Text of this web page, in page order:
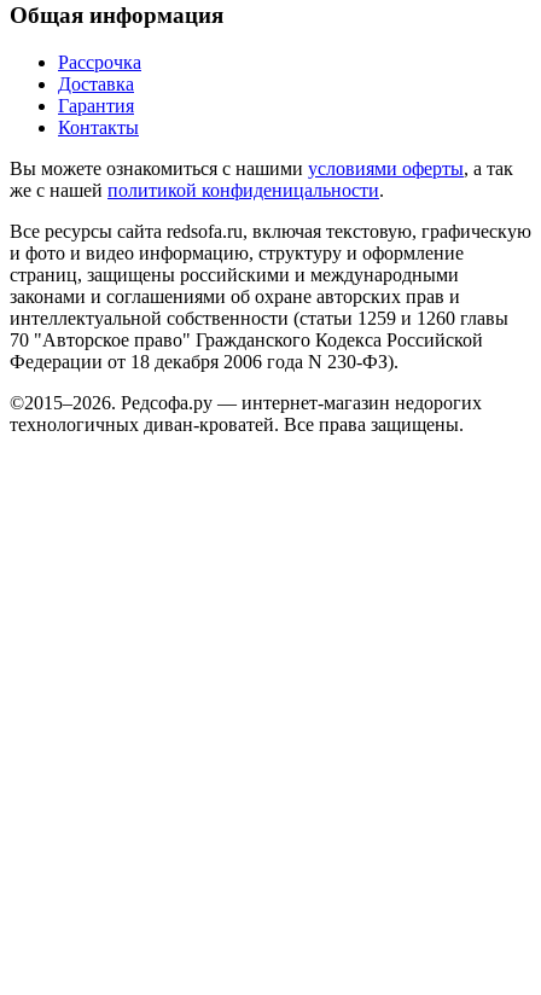
Общая информация
Рассрочка
Доставка
Гарантия
Контакты
Вы можете ознакомиться с нашими условиями оферты, а так
же с нашей политикой конфиденицальности.
Все ресурсы сайта redsofa.ru, включая текстовую, графическую
и фото и видео информацию, структуру и оформление
страниц, защищены российскими и международными
законами и соглашениями об охране авторских прав и
интеллектуальной собственности (статьи 1259 и 1260 главы
70 "Авторское право" Гражданского Кодекса Российской
Федерации от 18 декабря 2006 года N 230-ФЗ).
©2015–2026. Редсофа.ру — интернет-магазин недорогих
технологичных диван-кроватей. Все права защищены.